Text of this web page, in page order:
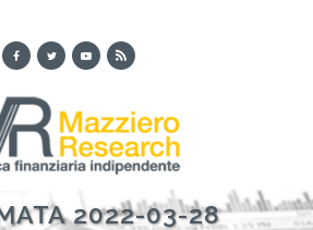
2022-03-28